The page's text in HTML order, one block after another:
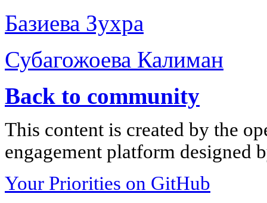
Базиева Зухра
Субагожоева Калиман
Back to community
This content is created by the
engagement platform designed
Your Priorities on GitHub